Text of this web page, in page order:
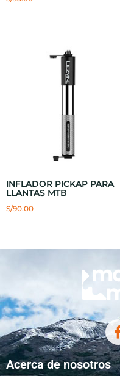
INFLADOR PICKAP PARA
LLANTAS MTB
S/90.00
Acerca de nosotros